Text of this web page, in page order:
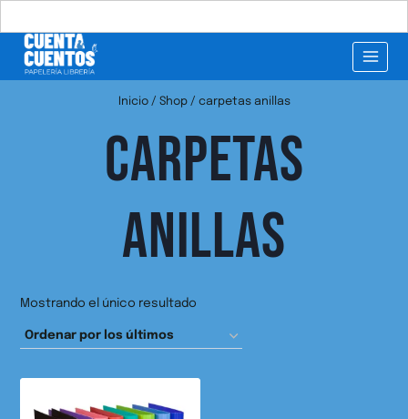
Buscar:
Inicio / Shop / carpetas anillas
CARPETAS
ANILLAS
Mostrando el único resultado